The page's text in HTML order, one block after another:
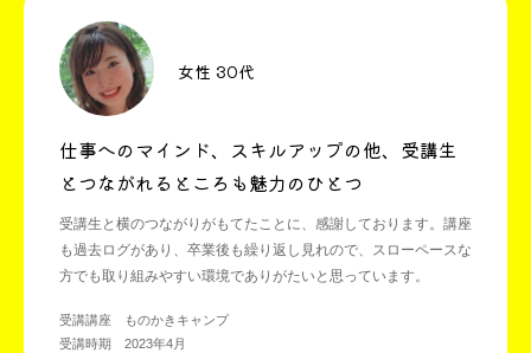
女性 30代
仕事へのマインド、スキルアップの他、受講生
とつながれるところも魅力のひとつ
受講生と横のつながりがもてたことに、感謝しております。講座
も過去ログがあり、卒業後も繰り返し見れので、スローペースな
方でも取り組みやすい環境でありがたいと思っています。
受講講座 ものかきキャンプ
受講時期 2023年4月